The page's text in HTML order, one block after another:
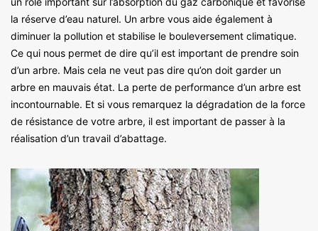
la réserve d’eau naturel. Un arbre vous aide également à
diminuer la pollution et stabilise le bouleversement climatique.
Ce qui nous permet de dire qu’il est important de prendre soin
d’un arbre. Mais cela ne veut pas dire qu’on doit garder un
arbre en mauvais état. La perte de performance d’un arbre est
incontournable. Et si vous remarquez la dégradation de la force
de résistance de votre arbre, il est important de passer à la
réalisation d’un travail d’abattage.